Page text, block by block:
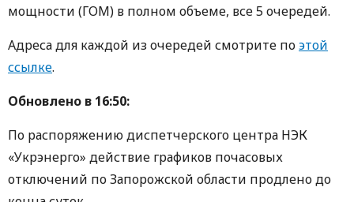
мощности (ГОМ) в полном объеме, все 5 очередей.
Адреса для каждой из очередей смотрите поэтой
ссылке.
Обновлено в 16:50:
По распоряжению диспетчерского центра НЭК
«Укрэнерго» действие графиков почасовых
отключений по Запорожской области продлено до